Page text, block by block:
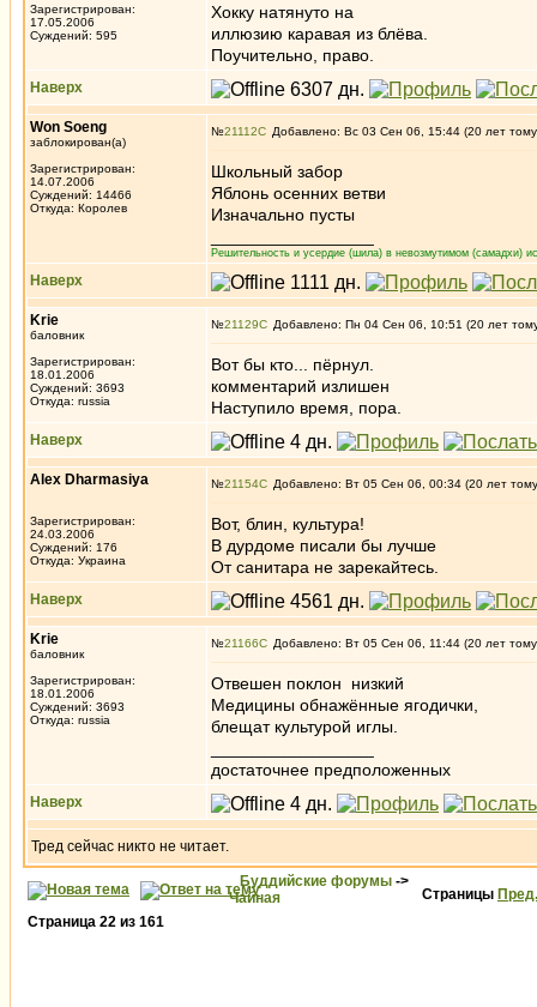
Зарегистрирован:
17.05.2006
Суждений: 595
Хокку натянуто на
иллюзию каравая из блёва.
Поучительно, право.
Наверх
Won Soeng
заблокирован(а)
Зарегистрирован:
14.07.2006
Суждений: 14466
Откуда: Королев
№21112 Добавлено: Вс 03 Сен 06, 15:44 (20 лет
Школьный забор
Яблонь осенних ветви
Изначально пусты
Решительность и усердие (шила) в невозмутимом (самадхи)
Наверх
Krie
баловник
Зарегистрирован:
18.01.2006
Суждений: 3693
Откуда: russia
№21129 Добавлено: Пн 04 Сен 06, 10:51 (20 лет
Вот бы кто... пёрнул.
комментарий излишен
Наступило время, пора.
Наверх
Alex Dharmasiya
Зарегистрирован:
24.03.2006
Суждений: 176
Откуда: Украина
№21154 Добавлено: Вт 05 Сен 06, 00:34 (20 лет
Вот, блин, культура!
В дурдоме писали бы лучше
От санитара не зарекайтесь.
Наверх
Krie
баловник
Зарегистрирован:
18.01.2006
Суждений: 3693
Откуда: russia
№21166 Добавлено: Вт 05 Сен 06, 11:44 (20 лет
Отвешен поклон низкий
Медицины обнажённые ягодички,
блещат культурой иглы.
достаточнее предположенных
Наверх
Тред сейчас никто не читает.
Буддийские форумы ->
Чайная
Страницы Пред.
Страница 22 из 161